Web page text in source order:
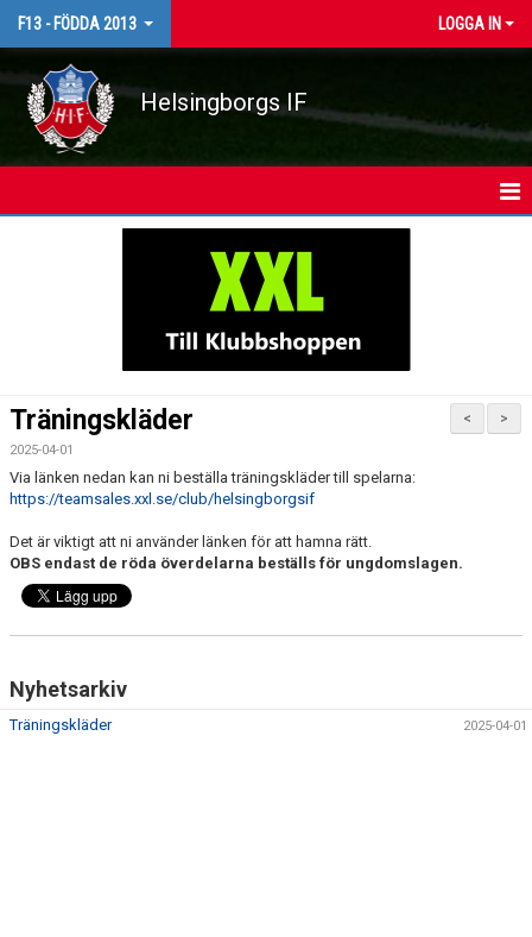
F13 - FÖDDA 2013 LOGGA IN
Helsingborgs IF
TRUPPEN
BILDGALLERI
DOKUMENT
KONTAKT
>
<
Träningskläder
2025-04-01
Via länken nedan kan ni beställa träningskläder till spelarna:
https://teamsales.xxl.se/club/helsingborgsif
Det är viktigt att ni använder länken för att hamna rätt.
OBS endast de röda överdelarna beställs för ungdomslagen.
Nyhetsarkiv
Träningskläder 2025-04-01